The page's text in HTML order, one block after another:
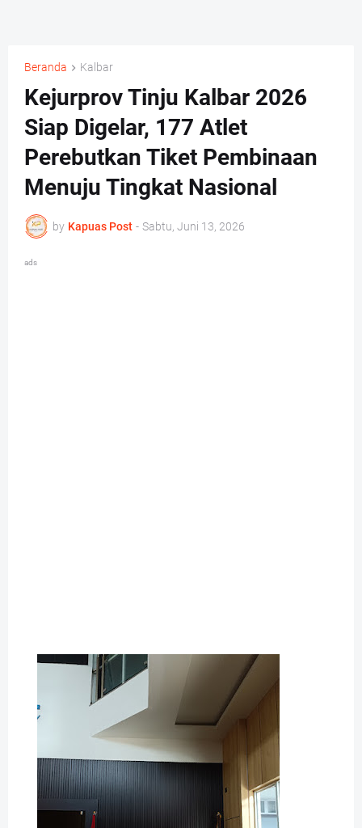
Beranda Kalbar
Kejurprov Tinju Kalbar 2026
Siap Digelar, 177 Atlet
Perebutkan Tiket Pembinaan
Menuju Tingkat Nasional
by Kapuas Post - Sabtu, Juni 13, 2026
ads